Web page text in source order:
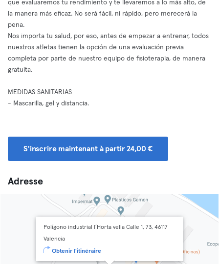
que evaluaremos tu rendimiento y te llevaremos a lo más alto, de
la manera más eficaz. No será fácil, ni rápido, pero merecerá la
pena.
Nos importa tu salud, por eso, antes de empezar a entrenar, todos
nuestros atletas tienen la opción de una evaluación previa
completa por parte de nuestro equipo de fisioterapia, de manera
gratuita.
MEDIDAS SANITARIAS
- Mascarilla, gel y distancia.
S'inscrire maintenant à partir 24,00 €
Adresse
Polígono industrial l´Horta vella Calle 1, 73, 46117
Valencia
Obtenir l'itinéraire